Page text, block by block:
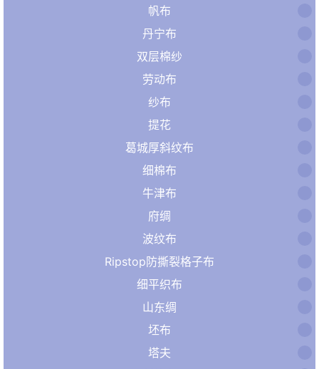
帆布
丹宁布
双层棉纱
劳动布
纱布
提花
葛城厚斜纹布
细棉布
牛津布
府绸
波纹布
Ripstop防撕裂格子布
细平织布
山东绸
坯布
塔夫